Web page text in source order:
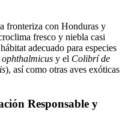
fronteriza con Honduras y
fresco y niebla casi
adecuado para especies
y el Colibrí de
), así como otras aves exóticas
Responsable y